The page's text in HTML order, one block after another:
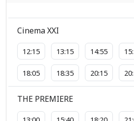
Cinema XXI
12:15 13:15 14:55
18:05 18:35 20:15
THE PREMIERE